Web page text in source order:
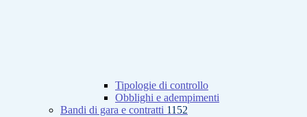
Tipologie di controllo
Obblighi e adempimenti
Bandi di gara e contratti 1152